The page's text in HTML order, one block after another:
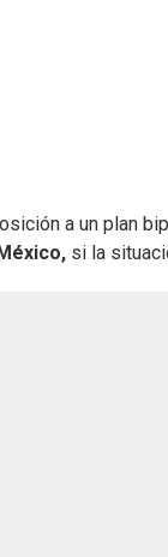
a un plan
México, si la